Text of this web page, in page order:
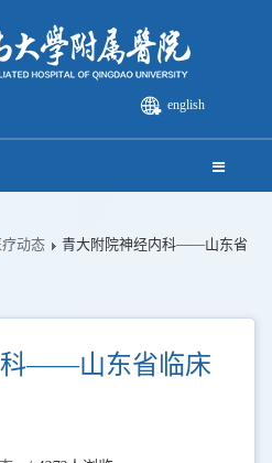
english
疗动态
青大附院神经内科——山东省
科——山东省临床